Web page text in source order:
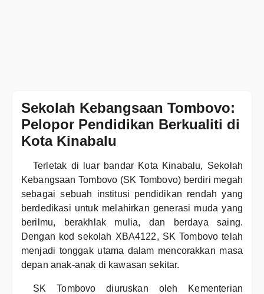
Sekolah Kebangsaan Tombovo:
Pelopor Pendidikan Berkualiti di
Kota Kinabalu
Terletak di luar bandar Kota Kinabalu, Sekolah
Kebangsaan Tombovo (SK Tombovo) berdiri megah
sebagai sebuah institusi pendidikan rendah yang
berdedikasi untuk melahirkan generasi muda yang
berilmu, berakhlak mulia, dan berdaya saing.
Dengan kod sekolah XBA4122, SK Tombovo telah
menjadi tonggak utama dalam mencorakkan masa
depan anak-anak di kawasan sekitar.
SK Tombovo diuruskan oleh Kementerian